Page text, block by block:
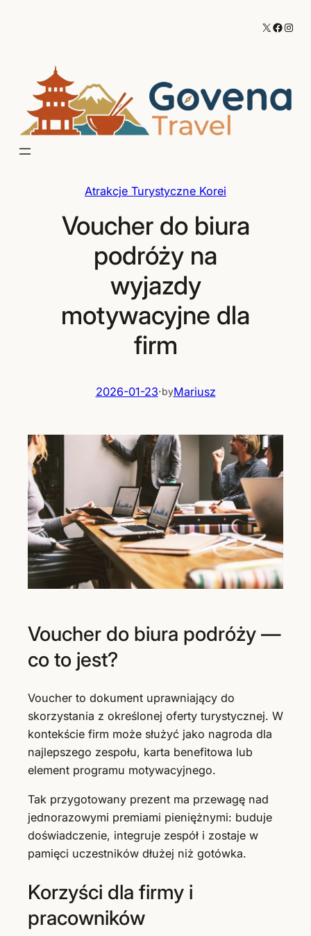
X
Atrakcje Turystyczne Korei
Voucher do biura
podróży na
wyjazdy
motywacyjne dla
firm
2026-01-23·byMariusz
Voucher do biura podróży —
co to jest?
Voucher to dokument uprawniający do
skorzystania z określonej oferty turystycznej. W
kontekście firm może służyć jako nagroda dla
najlepszego zespołu, karta benefitowa lub
element programu motywacyjnego.
Tak przygotowany prezent ma przewagę nad
jednorazowymi premiami pieniężnymi: buduje
doświadczenie, integruje zespół i zostaje w
pamięci uczestników dłużej niż gotówka.
Korzyści dla firmy i
pracowników